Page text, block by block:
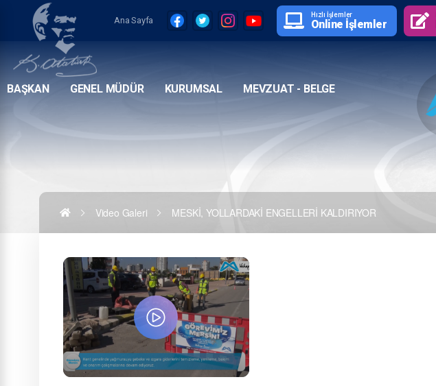
Ana Sayfa
Hızlı İşlemler
Online İşlemler
BAŞKAN GENEL MÜDÜR KURUMSAL MEVZUAT - BELGE
Video Galeri MESKİ, YOLLARDAKİ ENGELLERİ KALDIRIYOR